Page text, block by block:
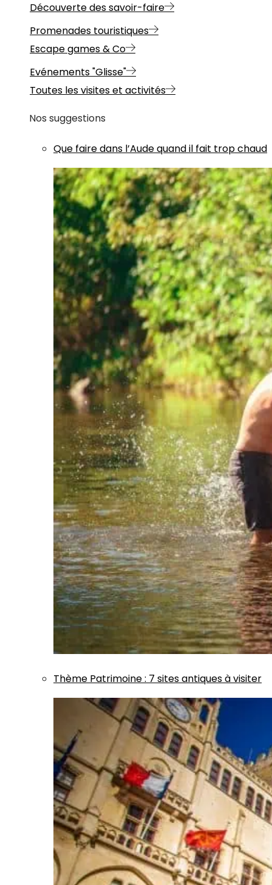
Découverte des savoir-faire
Promenades touristiques
Escape games & Co
Evénements "Glisse"
Toutes les visites et activités
Nos suggestions
Que faire dans l’Aude quand il fait trop chaud
Thème Patrimoine: 7 sites antiques à visiter